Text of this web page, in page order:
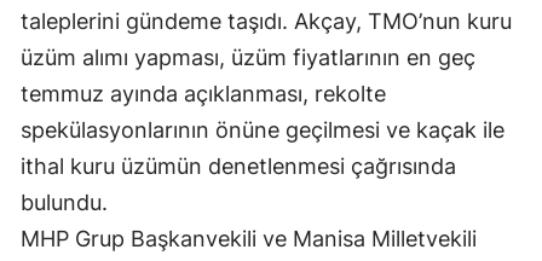
taleplerini gündeme taşıdı. Akçay, TMO’nun kuru
üzüm alımı yapması, üzüm fiyatlarının en geç
temmuz ayında açıklanması, rekolte
spekülasyonlarının önüne geçilmesi ve kaçak ile
ithal kuru üzümün denetlenmesi çağrısında
bulundu.
MHP Grup Başkanvekili ve Manisa Milletvekili